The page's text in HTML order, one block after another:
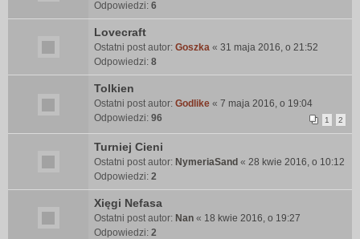
Odpowiedzi: 6
Lovecraft
Ostatni post autor: Goszka « 31 maja 2016, o 21:52
Odpowiedzi: 8
Tolkien
Ostatni post autor: Godlike « 7 maja 2016, o 19:04
Odpowiedzi: 96 1 2
Turniej Cieni
Ostatni post autor: NymeriaSand « 28 kwie 2016, o 10:12
Odpowiedzi: 2
Xięgi Nefasa
Ostatni post autor: Nan « 18 kwie 2016, o 19:27
Odpowiedzi: 2